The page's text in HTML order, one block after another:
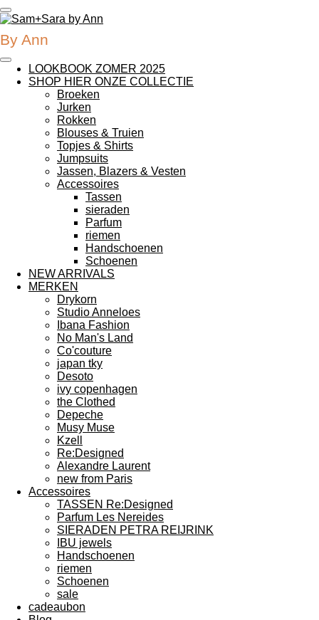
Ga
direct
naar
de
hoofdinhoud
By Ann
LOOKBOOK ZOMER 2025
SHOP HIER ONZE COLLECTIE
Broeken
Jurken
Rokken
Blouses & Truien
Topjes & Shirts
Jumpsuits
Jassen, Blazers & Vesten
Accessoires
Tassen
sieraden
Parfum
riemen
Handschoenen
Schoenen
NEW ARRIVALS
MERKEN
Drykorn
Studio Anneloes
Ibana Fashion
No Man's Land
Co'couture
japan tky
Desoto
ivy copenhagen
the Clothed
Depeche
Musy Muse
Kzell
Re:Designed
Alexandre Laurent
new from Paris
Accessoires
TASSEN Re:Designed
Parfum Les Nereides
SIERADEN PETRA REIJRINK
IBU jewels
Handschoenen
riemen
Schoenen
sale
cadeaubon